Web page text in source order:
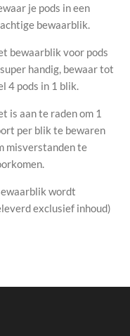
je pods in een
bewaarblik.
bewaarblik voor pods
handig, bewaar tot
4 pods in 1 blik.
is aan te raden om 1
per blik te bewaren
misverstanden te
wordt
exclusief inhoud)